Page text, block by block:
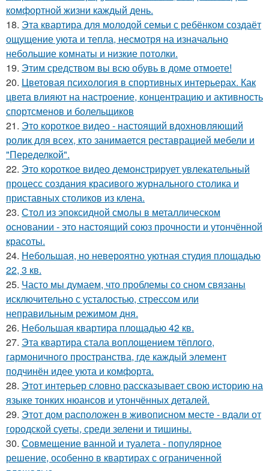
комфортной жизни каждый день.
18. Эта квартира для молодой семьи с ребёнком создаёт
ощущение уюта и тепла, несмотря на изначально
небольшие комнаты и низкие потолки.
19. Этим средством вы всю обувь в доме отмоете!
20. Цветовая психология в спортивных интерьерах. Как
цвета влияют на настроение, концентрацию и активность
спортсменов и болельщиков
21. Это короткое видео - настоящий вдохновляющий
ролик для всех, кто занимается реставрацией мебели и
"Переделкой".
22. Это короткое видео демонстрирует увлекательный
процесс создания красивого журнального столика и
приставных столиков из клена.
23. Стол из эпоксидной смолы в металлическом
основании - это настоящий союз прочности и утончённой
красоты.
24. Небольшая, но невероятно уютная студия площадью
22, 3 кв.
25. Часто мы думаем, что проблемы со сном связаны
исключительно с усталостью, стрессом или
неправильным режимом дня.
26. Небольшая квартира площадью 42 кв.
27. Эта квартира стала воплощением тёплого,
гармоничного пространства, где каждый элемент
подчинён идее уюта и комфорта.
28. Этот интерьер словно рассказывает свою историю на
языке тонких нюансов и утончённых деталей.
29. Этот дом расположен в живописном месте - вдали от
городской суеты, среди зелени и тишины.
30. Совмещение ванной и туалета - популярное
решение, особенно в квартирах с ограниченной